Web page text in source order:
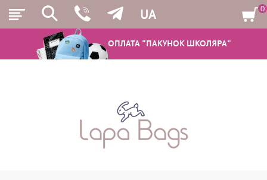
ОПЛАТА "ПАКУНОК ШКОЛЯРА"
UA
ШКІЛЬНІ РЮКЗАКИ ТА РАНЦІ
0